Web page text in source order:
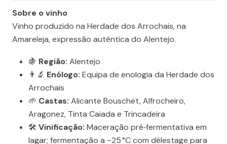
Sobre o vinho
Vinho produzido na Herdade dos Arrochais, na
Amareleja, expressão autêntica do Alentejo.
🍇 Região: Alentejo
👨‍🔬 Enólogo: Equipa de enologia da Herdade dos
Arrochais
🌱 Castas: Alicante Bouschet, Alfrocheiro,
Aragonez, Tinta Caiada e Trincadeira
🛠️ Vinificação: Maceração pré‑fermentativa em
lagar; fermentação a ~25 °C com délestage para